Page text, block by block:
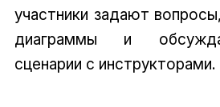
участники задают
диаграммы и
сценарии с инструкторами.